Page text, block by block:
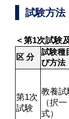
試験方法
＜第1次試験
区 分
試験種
び方法
第1次
試験
教養試
（択一
式）